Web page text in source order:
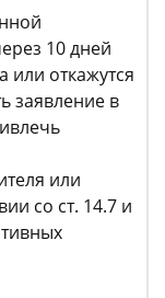
10 дней
или откажутся
заявление в
или
со ст. 14.7 и